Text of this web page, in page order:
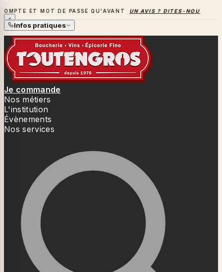
MOT DE PASSE QU'AVANT UN AVIS ? DITES-NOUS TOUT →
LA SAISON DES BARBECUES BAT SON PLEIN
Infos pratiques
Je commande
Nos métiers
L'institution
Évènements
Nos services